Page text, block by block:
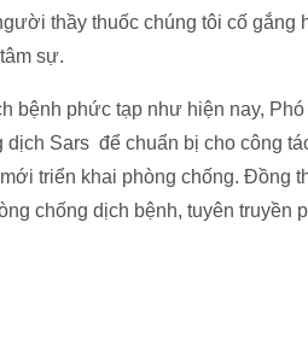
thầy thuốc chúng tôi cố
sự.
bệnh phức tạp như hiện nay,
Sars để chuẩn bị cho công
triển khai phòng chống.
chống dịch bệnh, tuyên truyền